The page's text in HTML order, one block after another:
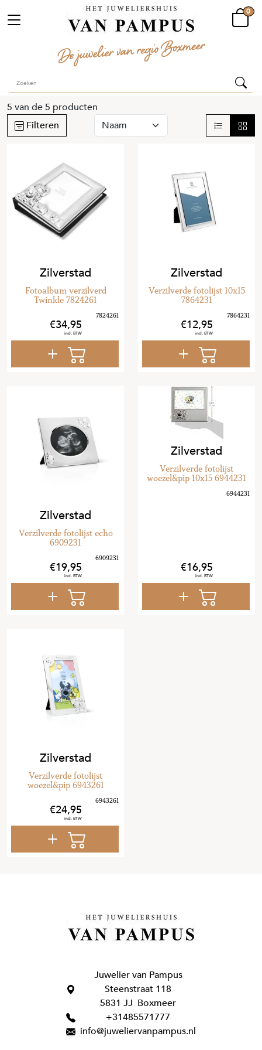
0
5 van de5 producten
Filteren
Zilverstad
Fotoalbum verzilverd
Twinkle 7824261
34,95
Zilverstad
Verzilverde fotolijst 10x15
7864231
12,95
Zilverstad
Verzilverde fotolijst echo
6909231
19,95
Zilverstad
Verzilverde fotolijst
woezel&pip 10x15 6944231
16,95
Zilverstad
Verzilverde fotolijst
woezel&pip 6943261
24,95
Juwelier van Pampus
Steenstraat 118
5831 JJ Boxmeer
+31485571777
info@juweliervanpampus.nl